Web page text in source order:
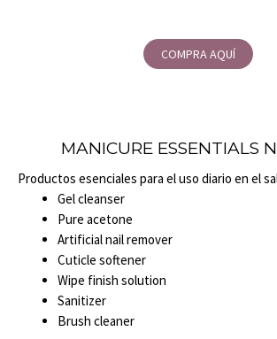
COMPRA AQUÍ
MANICURE ESSENTIALS
Productos esenciales para el uso diario en el
Gel cleanser
Pure acetone
Artificial nail remover
Cuticle softener
Wipe finish solution
Sanitizer
Brush cleaner